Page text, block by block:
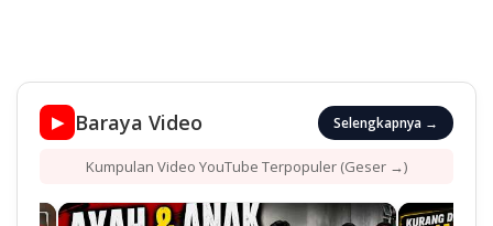
▶ Baraya Video Selengkapnya →
Kumpulan Video YouTube Terpopuler (Geser →)